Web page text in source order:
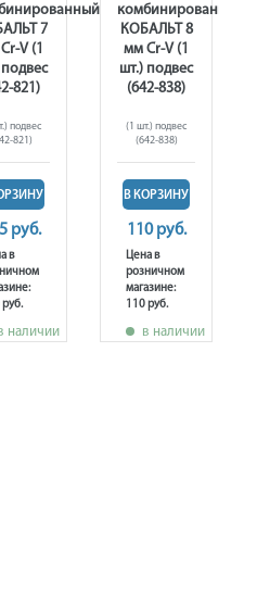
7
V (1
821)
подвес
821)
руб.
в
руб.
наличии
комбинированный
КОБАЛЬТ 8
мм Cr-V (1
шт.) подвес
(642-838)
(1 шт.) подвес
(642-838)
В КОРЗИНУ
110 руб.
Цена в
розничном
магазине:
110 руб.
в наличии